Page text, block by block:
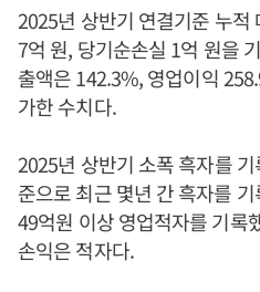
2025년 상반기 연결기준 누적
7억 원, 당기순손실 1억 원을
출액은 142.3%, 영업이익
가한 수치다.
2025년 상반기 소폭 흑자를
준으로 최근 몇년 간 흑자를
49억원 이상 영업적자를 기록
손익은 적자다.